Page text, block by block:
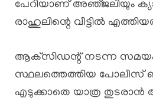
പേറിയാണ് അഞ്‌ജലിയും
രാഹുലിന്റെ വീട്ടിൽ
ആക്‌സിഡന്റ് നടന്ന
സ്ഥലത്തെത്തിയ പോലീസ്
എടുക്കാതെ യാത്ര തുടരാൻ